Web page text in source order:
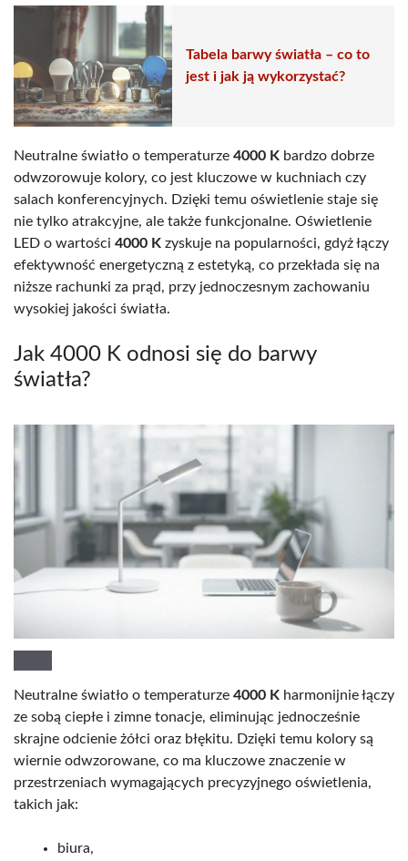
Tabela barwy światła – co to
jest i jak ją wykorzystać?
Neutralne światło o temperaturze 4000 K bardzo dobrze
odwzorowuje kolory, co jest kluczowe w kuchniach czy
salach konferencyjnych. Dzięki temu oświetlenie staje się
nie tylko atrakcyjne, ale także funkcjonalne. Oświetlenie
LED o wartości 4000 K zyskuje na popularności, gdyż łączy
efektywność energetyczną z estetyką, co przekłada się na
niższe rachunki za prąd, przy jednoczesnym zachowaniu
wysokiej jakości światła.
Jak 4000 K odnosi się do barwy
światła?
Neutralne światło o temperaturze 4000 K harmonijnie łączy
ze sobą ciepłe i zimne tonacje, eliminując jednocześnie
skrajne odcienie żółci oraz błękitu. Dzięki temu kolory są
wiernie odwzorowane, co ma kluczowe znaczenie w
przestrzeniach wymagających precyzyjnego oświetlenia,
takich jak:
biura,